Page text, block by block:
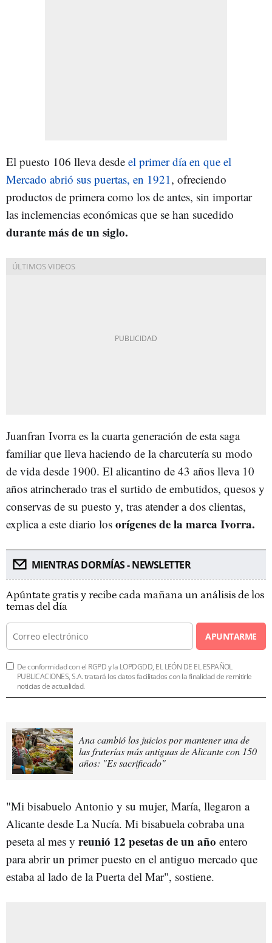
El puesto 106 lleva desde el primer día en que el
Mercado abrió sus puertas, en 1921 , ofreciendo
productos de primera como los de antes, sin importar
las inclemencias económicas que se han sucedido
durante más de un siglo.
Juanfran Ivorra es la cuarta generación de esta saga
familiar que lleva haciendo de la charcutería su modo
de vida desde 1900. El alicantino de 43 años lleva 10
años atrincherado tras el surtido de embutidos, quesos y
conservas de su puesto y, tras atender a dos clientas,
explica a este diario los orígenes de la marca Ivorra.
MIENTRAS DORMÍAS - NEWSLETTER
Apúntate gratis y recibe cada mañana un análisis de los
temas del día
APUNTARME
De conformidad con el RGPD y la LOPDGDD, EL LEÓN DE EL ESPAÑOL
PUBLICACIONES, S.A. tratará los datos facilitados con la finalidad de remitirle
noticias de actualidad.
Ana cambió los juicios por mantener una de
las fruterías más antiguas de Alicante con 150
años: "Es sacrificado"
"Mi bisabuelo Antonio y su mujer, María, llegaron a
Alicante desde La Nucía. Mi bisabuela cobraba una
peseta al mes y reunió 12 pesetas de un año entero
para abrir un primer puesto en el antiguo mercado que
estaba al lado de la Puerta del Mar", sostiene.